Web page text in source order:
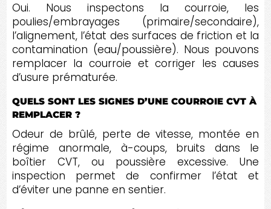
Oui. Nous inspectons la courroie, les
poulies/embrayages (primaire/secondaire),
l’alignement, l’état des surfaces de friction et la
contamination (eau/poussière). Nous pouvons
remplacer la courroie et corriger les causes
d’usure prématurée.
QUELS SONT LES SIGNES D’UNE COURROIE CVT À
REMPLACER ?
Odeur de brûlé, perte de vitesse, montée en
régime anormale, à-coups, bruits dans le
boîtier CVT, ou poussière excessive. Une
inspection permet de confirmer l’état et
d’éviter une panne en sentier.